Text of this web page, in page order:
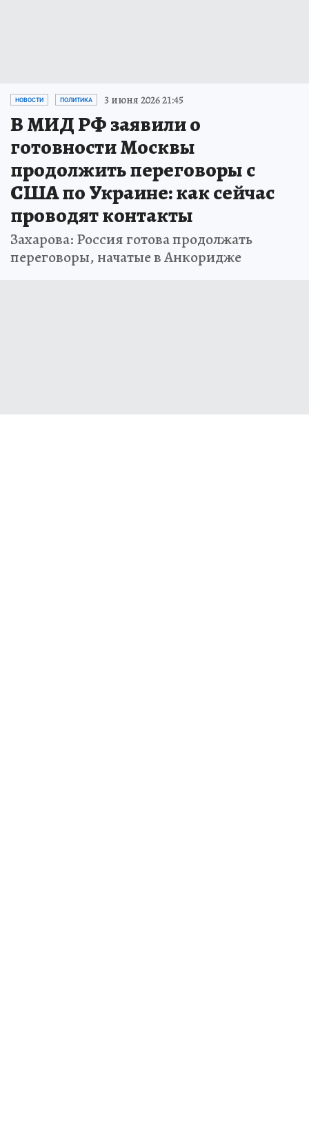
НОВОСТИ ПОЛИТИКА 3 июня 2026 21:45
В МИД РФ заявили о
готовности Москвы
продолжить переговоры с
США по Украине: как сейчас
проводят контакты
Захарова: Россия готова продолжать
переговоры, начатые в Анкоридже